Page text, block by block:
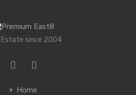
Estate since 2004
Home